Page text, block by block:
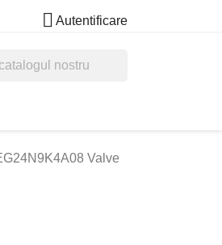
 Autentificare
Valve